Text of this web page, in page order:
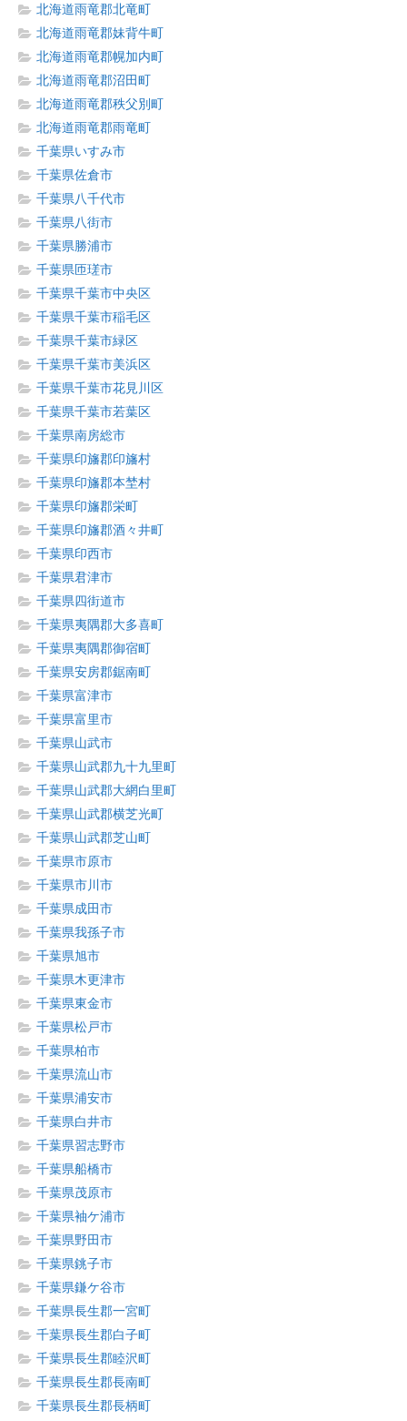
北海道雨竜郡北竜町
北海道雨竜郡妹背牛町
北海道雨竜郡幌加内町
北海道雨竜郡沼田町
北海道雨竜郡秩父別町
北海道雨竜郡雨竜町
千葉県いすみ市
千葉県佐倉市
千葉県八千代市
千葉県八街市
千葉県勝浦市
千葉県匝瑳市
千葉県千葉市中央区
千葉県千葉市稲毛区
千葉県千葉市緑区
千葉県千葉市美浜区
千葉県千葉市花見川区
千葉県千葉市若葉区
千葉県南房総市
千葉県印旛郡印旛村
千葉県印旛郡本埜村
千葉県印旛郡栄町
千葉県印旛郡酒々井町
千葉県印西市
千葉県君津市
千葉県四街道市
千葉県夷隅郡大多喜町
千葉県夷隅郡御宿町
千葉県安房郡鋸南町
千葉県富津市
千葉県富里市
千葉県山武市
千葉県山武郡九十九里町
千葉県山武郡大網白里町
千葉県山武郡横芝光町
千葉県山武郡芝山町
千葉県市原市
千葉県市川市
千葉県成田市
千葉県我孫子市
千葉県旭市
千葉県木更津市
千葉県東金市
千葉県松戸市
千葉県柏市
千葉県流山市
千葉県浦安市
千葉県白井市
千葉県習志野市
千葉県船橋市
千葉県茂原市
千葉県袖ケ浦市
千葉県野田市
千葉県銚子市
千葉県鎌ケ谷市
千葉県長生郡一宮町
千葉県長生郡白子町
千葉県長生郡睦沢町
千葉県長生郡長南町
千葉県長生郡長柄町